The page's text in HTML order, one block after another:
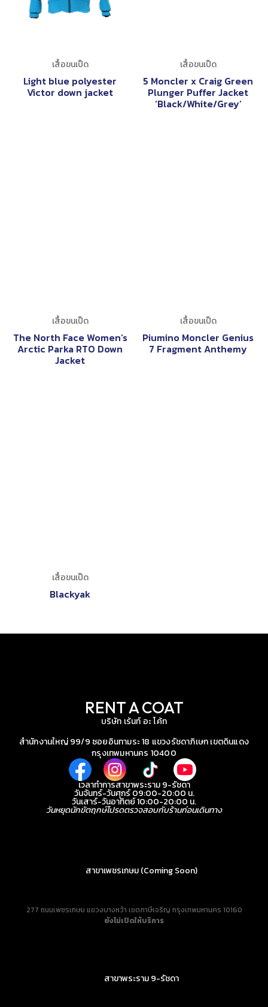
เสื้อขนเป็ด
Light blue polyester
Victor down jacket
เสื้อขนเป็ด
5 Moncler x Craig Green
Plunger Puffer Jacket
‘Black/White/Grey’
เสื้อขนเป็ด
The North Face Women’s
Arctic Parka RTO Down
Jacket
เสื้อขนเป็ด
Piumino Moncler Genius
7 Fragment Anthemy
เสื้อขนเป็ด
Blackyak
RENT A COAT
บริษัท เร้นท์ อะ โค้ท
สำนักงานใหญ่ 99/9 ซอยอินทามระ 18 แขวงรัชดาภิเษก เขตดินแดง
กรุงเทพมหานคร 10400
เวลาทำการสาขาพระราม 9-รัชดา
วันจันทร์-วันศุกร์ 09:00-20:00 น.
วันเสาร์-วันอาทิตย์ 10:00-20:00 น.
วันหยุดนักขัตฤกษ์โปรดตรวจสอบกับร้านก่อนเดินทาง
สาขาเพชรเกษม (Coming Soon)
277 ถนนเพชรเกษม แขวงบางหว้า เขตภาษีเจริญ กรุงเทพมหานคร 10160
ยังไม่เปิดให้บริการ
สาขาพระราม 9-รัชดา